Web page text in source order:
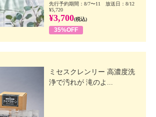
先行予約期間：8/7〜11 放送日：8/12
¥5,720
¥3,700(税込)
35%OFF
ミセスクレンリー 高濃度洗
浄で汚れが 滝のよ...